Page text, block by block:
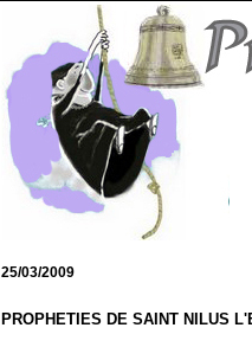
25/03/2009
PROPHETIES DE SAINT NILUS